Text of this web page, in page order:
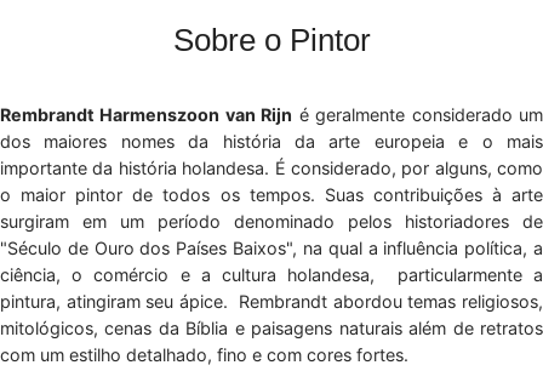
Sobre o Pintor
Rembrandt Harmenszoon van Rijn é geralmente considerado um
dos maiores nomes da história da arte europeia e o mais
importante da história holandesa. É considerado, por alguns, como
o maior pintor de todos os tempos. Suas contribuições à arte
surgiram em um período denominado pelos historiadores de
"Século de Ouro dos Países Baixos", na qual a influência política, a
ciência, o comércio e a cultura holandesa, particularmente a
pintura, atingiram seu ápice. Rembrandt abordou temas religiosos,
mitológicos, cenas da Bíblia e paisagens naturais além de retratos
com um estilho detalhado, fino e com cores fortes.